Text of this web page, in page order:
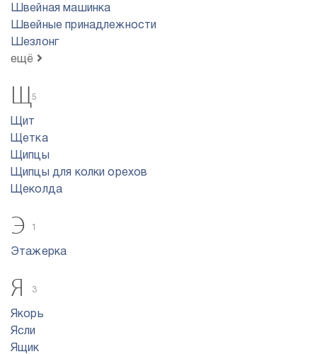
Швейная машинка
Швейные принадлежности
Шезлонг
ещё
Щ5
Щит
Щетка
Щипцы
Щипцы для колки орехов
Щеколда
Э 1
Этажерка
Я 3
Якорь
Ясли
Ящик